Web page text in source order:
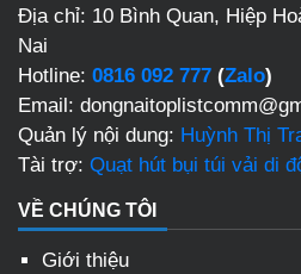
Địa chỉ: 10 Bình Quan, Hiệp
Nai
Hotline: 0816 092 777 (Zalo)
Email:
Quản lý nội dung: Huỳnh Thị
Tài trợ: Quạt hút bụi túi vải di
VỀ CHÚNG TÔI
Giới thiệu